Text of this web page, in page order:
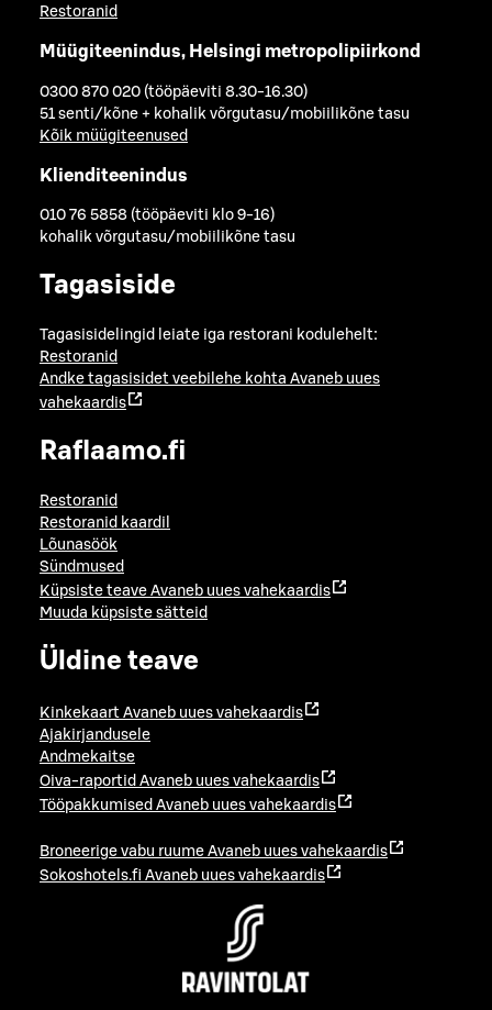
Restoranid
Müügiteenindus, Helsingi metropolipiirkond
0300 870 020 (tööpäeviti 8.30-16.30)
51 senti/kõne + kohalik võrgutasu/mobiilikõne tasu
Kõik müügiteenused
Klienditeenindus
010 76 5858 (tööpäeviti klo 9-16)
kohalik võrgutasu/mobiilikõne tasu
Tagasiside
Tagasisidelingid leiate iga restorani kodulehelt:
Restoranid
Andke tagasisidet veebilehe kohta Avaneb uues
vahekaardis
Raflaamo.fi
Restoranid
Restoranid kaardil
Lõunasöök
Sündmused
Küpsiste teave Avaneb uues vahekaardis
Muuda küpsiste sätteid
Üldine teave
Kinkekaart Avaneb uues vahekaardis
Ajakirjandusele
Andmekaitse
Oiva-raportid Avaneb uues vahekaardis
Tööpakkumised Avaneb uues vahekaardis
Broneerige vabu ruume Avaneb uues vahekaardis
Sokoshotels.fi Avaneb uues vahekaardis